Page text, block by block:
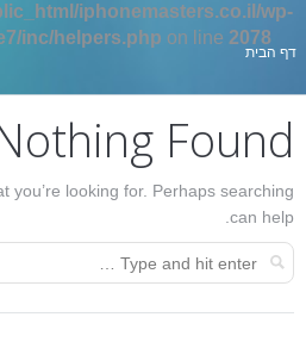
iphonemasters.co.il/wp-
inc/helpers.php on line 2078
אתה כאן:
דף הבית
Found
you’re looking for. Perhaps searching
can help.